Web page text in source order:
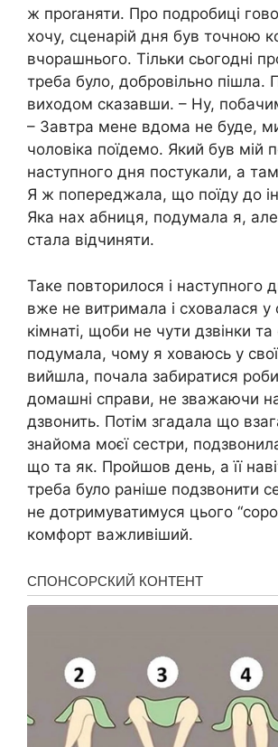
ж проrаняти. Про подробиці
хочу, сценарій дня був точною
вчорашнього. Тільки сьогодні
треба було, добровільно пішла.
виходом сказавши. – Ну,
– Завтра мене вдома не буде,
чоловіка поїдемо. Який був мій
наступного дня постукали, а
Я ж попереджала, що поїду до
Яка нах абниця, подумала я,
стала відчиняти.
Таке повторилося і наступного
вже не витримала і сховалася у
кімнаті, щоби не чути дзвінки та
подумала, чому я ховаюсь у
вийшла, почала забиратися
домашні справи, не зважаючи
дзвонить. Потім згадала що
знайома моєї сестри,
що та як. Пройшов день, а її
треба було раніше подзвонити
не дотримуватимуся цього
комфорт важливіший.